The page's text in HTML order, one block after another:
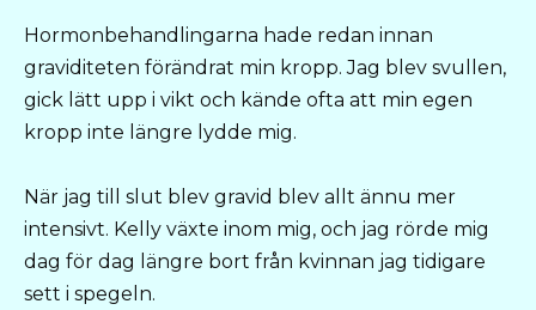
Hormonbehandlingarna hade redan innan
graviditeten förändrat min kropp. Jag blev svullen,
gick lätt upp i vikt och kände ofta att min egen
kropp inte längre lydde mig.
När jag till slut blev gravid blev allt ännu mer
intensivt. Kelly växte inom mig, och jag rörde mig
dag för dag längre bort från kvinnan jag tidigare
sett i spegeln.